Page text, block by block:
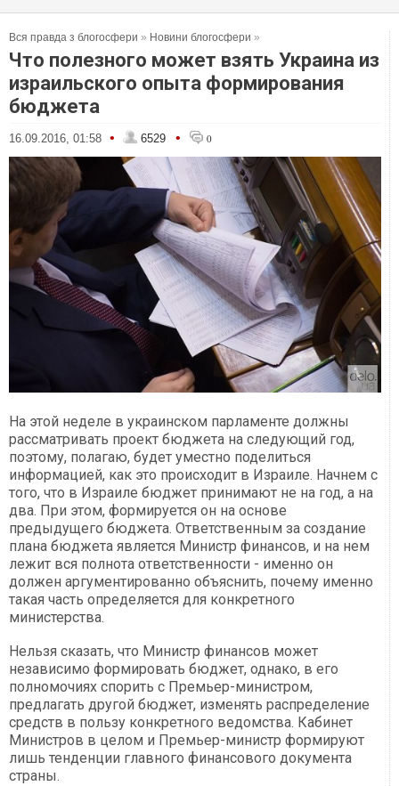
Вся правда з блогосфери » Новини блогосфери »
Что полезного может взять Украина из
израильского опыта формирования
бюджета
16.09.2016, 01:58 • 6529 • 0
На этой неделе в украинском парламенте должны
рассматривать проект бюджета на следующий год,
поэтому, полагаю, будет уместно поделиться
информацией, как это происходит в Израиле. Начнем с
того, что в Израиле бюджет принимают не на год, а на
два. При этом, формируется он на основе
предыдущего бюджета. Ответственным за создание
плана бюджета является Министр финансов, и на нем
лежит вся полнота ответственности - именно он
должен аргументированно объяснить, почему именно
такая часть определяется для конкретного
министерства.
Нельзя сказать, что Министр финансов может
независимо формировать бюджет, однако, в его
полномочиях спорить с Премьер-министром,
предлагать другой бюджет, изменять распределение
средств в пользу конкретного ведомства. Кабинет
Министров в целом и Премьер-министр формируют
лишь тенденции главного финансового документа
страны.